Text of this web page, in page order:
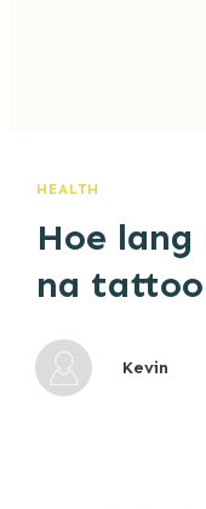
HEALTH
Hoe
na
Kevin